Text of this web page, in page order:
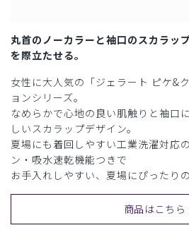
丸首のノーカラーと袖口のスカラッ
を際立たせる。
女性に大人気の「ジェラート ピケ&
ョンシリーズ。
なめらかで心地の良い肌触りと袖口
しいスカラップデザイン。
夏場にも着回しやすい工業洗濯対応
ン・吸水速乾機能つきで
お手入れしやすい、夏場にぴったり
商品はこちら